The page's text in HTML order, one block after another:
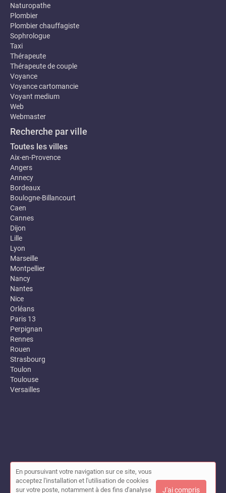
Naturopathe
Plombier
Plombier chauffagiste
Sophrologue
Taxi
Thérapeute
Thérapeute de couple
Voyance
Voyance cartomancie
Voyant medium
Web
Webmaster
Recherche par ville
Toutes les villes
Aix-en-Provence
Angers
Annecy
Bordeaux
Boulogne-Billancourt
Caen
Cannes
Dijon
Lille
Lyon
Marseille
Montpellier
Nancy
Nantes
Nice
Orléans
Paris 13
Perpignan
Rennes
Rouen
Strasbourg
Toulon
Toulouse
Versailles
© Annuaire des entreprises locales (Garance) 2026 |
Mon compte|Contact
En poursuivant votre navigation sur ce site, vous
acceptez l'installation et l'utilisation de cookies
sur votre poste, notamment à des fins d'analyse
J'ai compris